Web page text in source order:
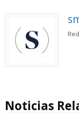
Noticias